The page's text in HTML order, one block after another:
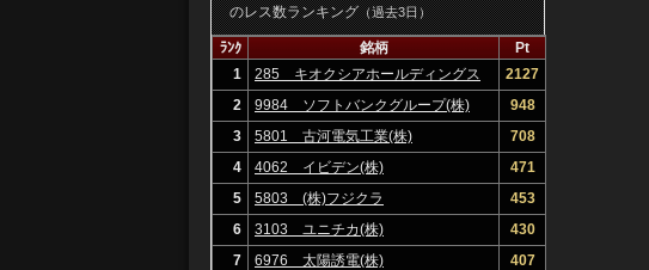
のレス数ランキング（過去3日）
ﾗﾝｸ 銘柄
Pt
1
285 キオクシアホールディングス
(株)
2127
2
9984 ソフトバンクグループ(株)
948
3
5801 古河電気工業(株)
708
4
4062 イビデン(株)
471
5
5803 (株)フジクラ
453
6
3103 ユニチカ(株)
430
7
6976 太陽誘電(株)
407